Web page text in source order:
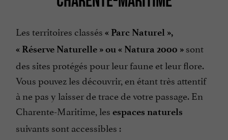
Les territoires classés « Parc Naturel »,
« Réserve Naturelle » ou « Natura 2000 » sont
des sites protégés pour leur faune et leur flore.
Vous pouvez les découvrir, en étant très attentif
à ne pas y laisser de trace de votre passage. En
Charente-Maritime, les espaces naturels
suivants sont accessibles :